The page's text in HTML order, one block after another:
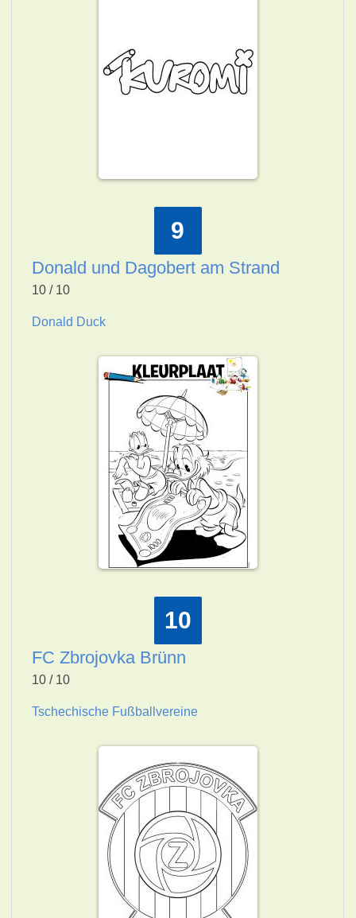
9
Donald und Dagobert am Strand
10 / 10
Donald Duck
10
FC Zbrojovka Brünn
10 / 10
Tschechische Fußballvereine